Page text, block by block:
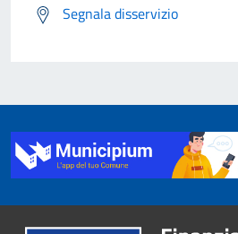
Segnala disservizio